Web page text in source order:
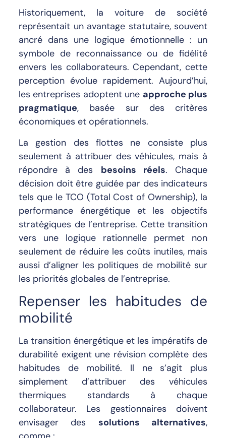
Historiquement, la voiture de société
représentait un avantage statutaire, souvent
ancré dans une logique émotionnelle : un
symbole de reconnaissance ou de fidélité
envers les collaborateurs. Cependant, cette
perception évolue rapidement. Aujourd’hui,
les entreprises adoptent une approche plus
pragmatique, basée sur des critères
économiques et opérationnels.
La gestion des flottes ne consiste plus
seulement à attribuer des véhicules, mais à
répondre à des besoins réels. Chaque
décision doit être guidée par des indicateurs
tels que le TCO (Total Cost of Ownership), la
performance énergétique et les objectifs
stratégiques de l’entreprise. Cette transition
vers une logique rationnelle permet non
seulement de réduire les coûts inutiles, mais
aussi d’aligner les politiques de mobilité sur
les priorités globales de l’entreprise.
Repenser les habitudes de
mobilité
La transition énergétique et les impératifs de
durabilité exigent une révision complète des
habitudes de mobilité. Il ne s’agit plus
simplement d’attribuer des véhicules
thermiques standards à chaque
collaborateur. Les gestionnaires doivent
envisager des solutions alternatives,